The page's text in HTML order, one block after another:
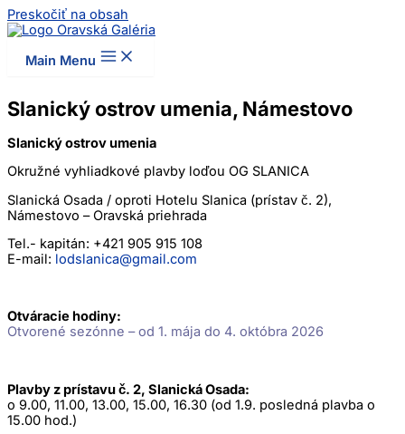
Preskočiť na obsah
Main Menu
Slanický ostrov umenia, Námestovo
Slanický ostrov umenia
Okružné vyhliadkové plavby loďou OG SLANICA
Slanická Osada / oproti Hotelu Slanica (prístav č. 2),
Námestovo – Oravská priehrada
Tel.- kapitán: +421 905 915 108
E-mail: lodslanica@gmail.com
Otváracie hodiny:
Otvorené sezónne – od 1. mája do 4. októbra 2026
Plavby z prístavu č. 2, Slanická Osada:
o 9.00, 11.00, 13.00, 15.00, 16.30 (od 1.9. posledná plavba o
15.00 hod.)